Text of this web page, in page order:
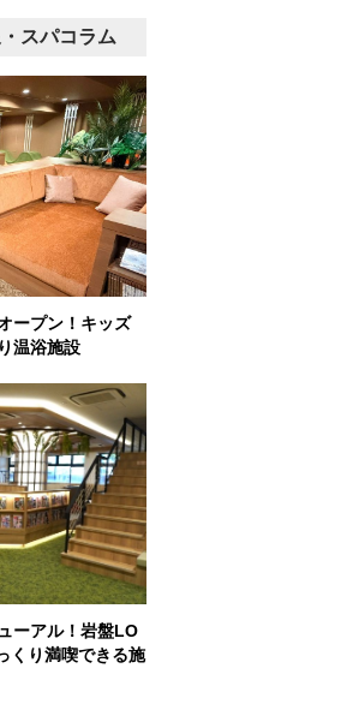
スパコラム
ープン！キッズ
温浴施設
ーアル！岩盤LO
くり満喫できる施